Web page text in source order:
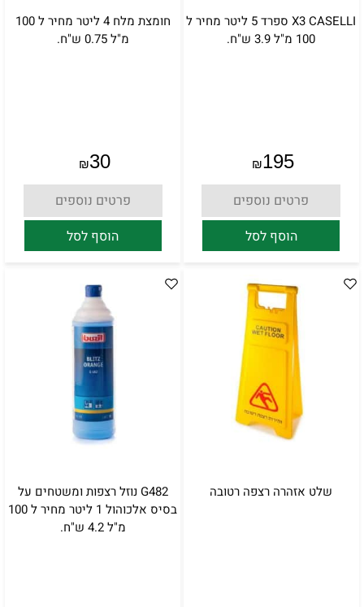
X3 CASELLI ספרד 5 ליטר מחיר ל
100 מ"ל 3.9 ש"ח.
₪195
פרטים נוספים
הוסף לסל
חומצת מלח 4 ליטר מחיר ל 100
מ"ל 0.75 ש"ח.
₪30
פרטים נוספים
הוסף לסל
שלט אזהרה רצפה רטובה
G482 נוזל רצפות ומשטחים על
בסיס אלכוהול 1 ליטר מחיר ל 100
מ"ל 4.2 ש"ח.